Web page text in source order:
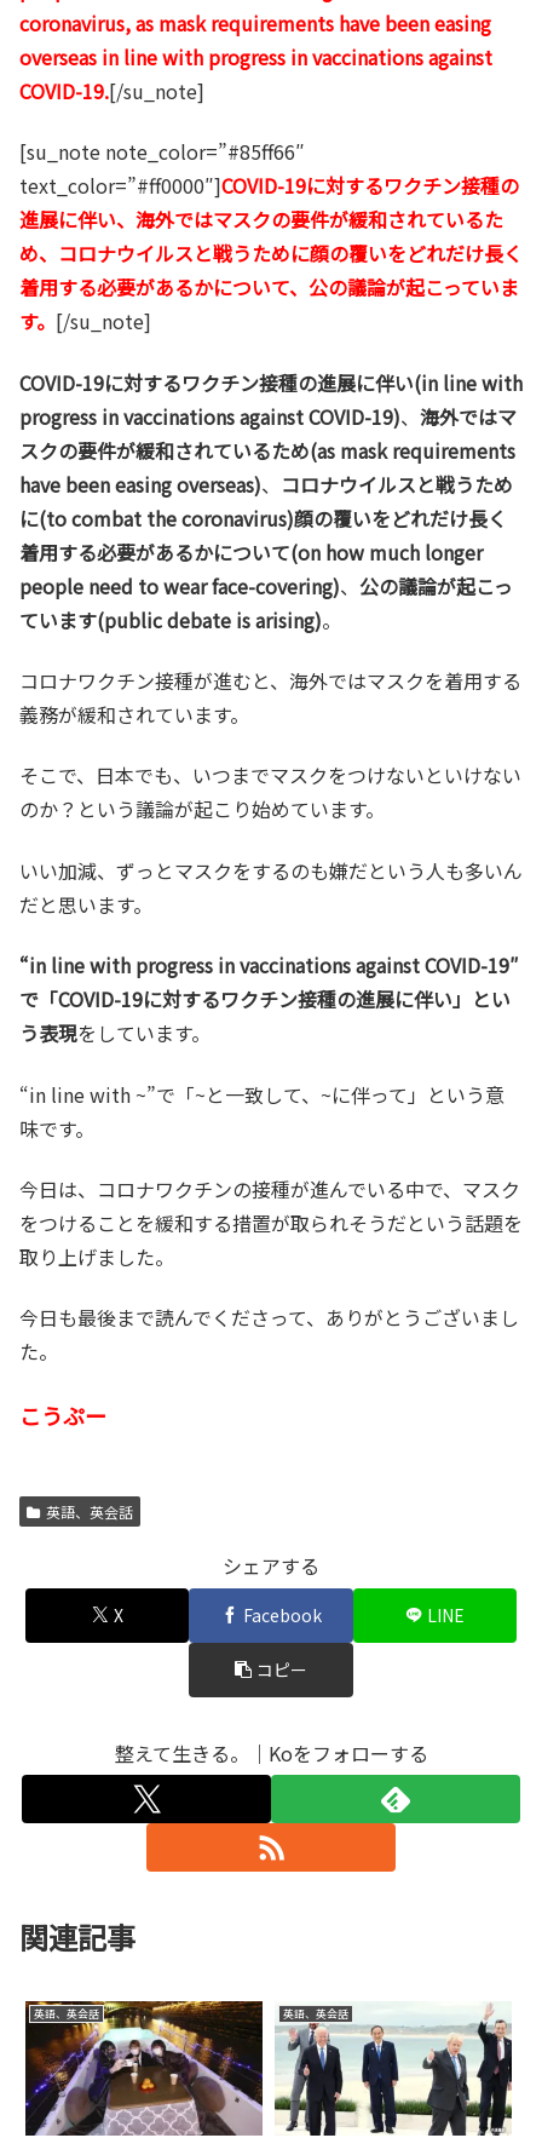
coronavirus, as mask requirements have been easing
overseas in line with progress in vaccinations against
COVID-19.[/su_note]
[su_note note_color=”#85ff66″
text_color=”#ff0000″]COVID-19に対するワクチン接種の
進展に伴い、海外ではマスクの要件が緩和されているた
め、コロナウイルスと戦うために顔の覆いをどれだけ長く
着用する必要があるかについて、公の議論が起こっていま
す。 [/su_note]
COVID-19に対するワクチン接種の進展に伴い(in line with
progress in vaccinations against COVID-19)、 海外ではマ
スクの要件が緩和されているため(as mask requirements
have been easing overseas)、 コロナウイルスと戦うため
に(to combat the coronavirus)顔の覆いをどれだけ長く
着用する必要があるかについて(on how much longer
people need to wear face-covering)、 公の議論が起こっ
ています(public debate is arising)。
コロナワクチン接種が進むと、海外ではマスクを着用する
義務が緩和されています。
そこで、日本でも、いつまでマスクをつけないといけない
のか？という議論が起こり始めています。
いい加減、ずっとマスクをするのも嫌だという人も多いん
だと思います。
“in line with progress in vaccinations against COVID-19″
で「COVID-19に対するワクチン接種の進展に伴い」とい
う表現をしています。
“in line with ~”で「~と一致して、~に伴って」という意
味です。
今日は、コロナワクチンの接種が進んでいる中で、マスク
をつけることを緩和する措置が取られそうだという話題を
取り上げました。
今日も最後まで読んでくださって、ありがとうございまし
た。
こうぷー
英語、英会話
シェアする
X Facebook LINE
コピー
整えて生きる。｜Koをフォローする
関連記事
英語、英会話 英語、英会話